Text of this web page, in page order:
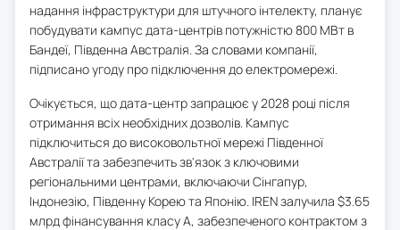
надання інфраструктури для штучного інтелекту, планує
побудувати кампус дата-центрів потужністю 800 МВт в
Бандеї, Південна Австралія. За словами компанії,
підписано угоду про підключення до електромережі.
Очікується, що дата-центр запрацює у 2028 році після
отримання всіх необхідних дозволів. Кампус
підключиться до високовольтної мережі Південної
Австралії та забезпечить зв'язок з ключовими
регіональними центрами, включаючи Сінгапур,
Індонезію, Південну Корею та Японію. IREN залучила $3.65
млрд фінансування класу А, забезпеченого контрактом з